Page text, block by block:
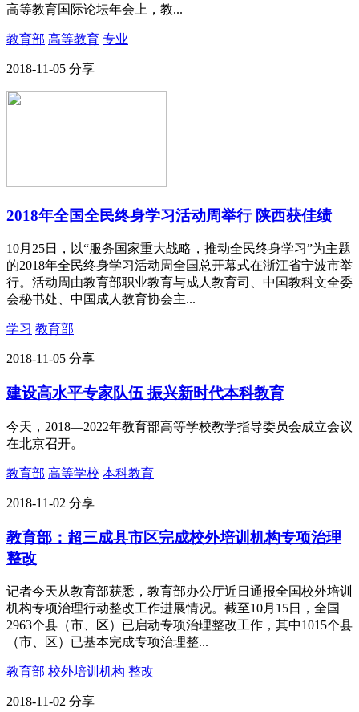
高等教育国际论坛年会上，教...
教育部 高等教育 专业
2018-11-05 分享
2018年全国全民终身学习活动周举行 陕西获佳绩
10月25日，以“服务国家重大战略，推动全民终身学习”为主题
的2018年全民终身学习活动周全国总开幕式在浙江省宁波市举
行。活动周由教育部职业教育与成人教育司、中国教科文全委
会秘书处、中国成人教育协会主...
学习 教育部
2018-11-05 分享
建设高水平专家队伍 振兴新时代本科教育
今天，2018—2022年教育部高等学校教学指导委员会成立会议
在北京召开。
教育部 高等学校 本科教育
2018-11-02 分享
教育部：超三成县市区完成校外培训机构专项治理
整改
记者今天从教育部获悉，教育部办公厅近日通报全国校外培训
机构专项治理行动整改工作进展情况。截至10月15日，全国
2963个县（市、区）已启动专项治理整改工作，其中1015个县
（市、区）已基本完成专项治理整...
教育部 校外培训机构 整改
2018-11-02 分享